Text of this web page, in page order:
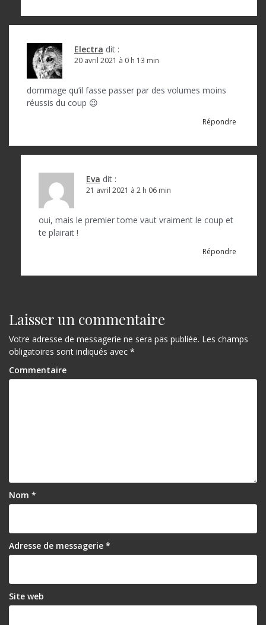
e
Electra dit :
20 avril 2021 à 0 h 13 min
dommage qu’il fasse passer par des volumes moins
réussis du coup 😉
Répondre
Eva dit :
21 avril 2021 à 2 h 06 min
oui, mais le premier tome vaut vraiment le coup et
te plairait !
Répondre
Laisser un commentaire
Votre adresse de messagerie ne sera pas publiée. Les champs
obligatoires sont indiqués avec *
Commentaire
Nom *
Adresse de messagerie *
Site web